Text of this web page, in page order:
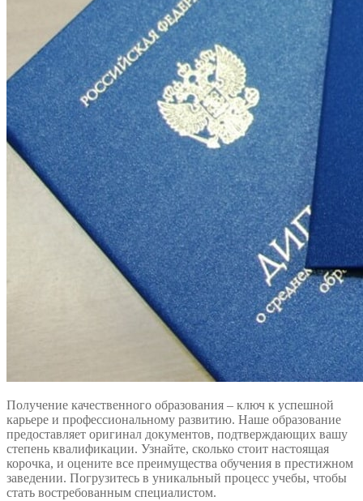
Получение качественного образования – ключ к успешной
карьере и профессиональному развитию. Наше образование
предоставляет оригинал документов, подтверждающих вашу
степень квалификации. Узнайте, сколько стоит настоящая
корочка, и оцените все преимущества обучения в престижном
заведении. Погрузитесь в уникальный процесс учебы, чтобы
стать востребованным специалистом.